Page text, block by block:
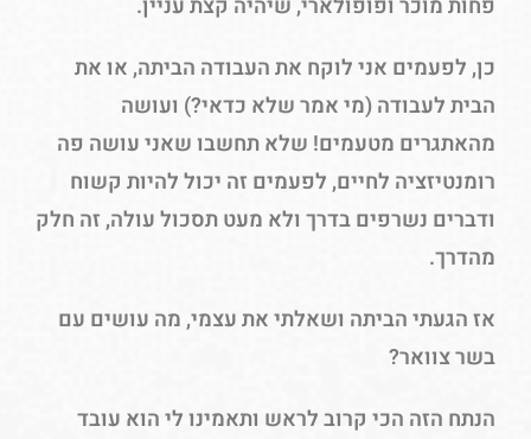
כן, לפעמים אני לוקח את העבודה הביתה, או את
הבית לעבודה (מי אמר שלא כדאי?) ועושה
מהאתגרים מטעמים! שלא תחשבו שאני עושה פה
רומנטיזציה לחיים, לפעמים זה יכול להיות קשוח
ודברים נשרפים בדרך ולא מעט תסכול עולה, זה חלק
מהדרך.
אז הגעתי הביתה ושאלתי את עצמי, מה עושים עם
בשר צוואר?
הנתח הזה הכי קרוב לראש ותאמינו לי הוא עובד